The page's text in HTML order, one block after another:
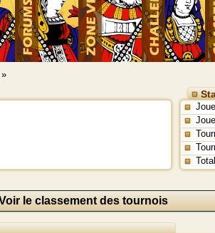
»
le classement des tournois